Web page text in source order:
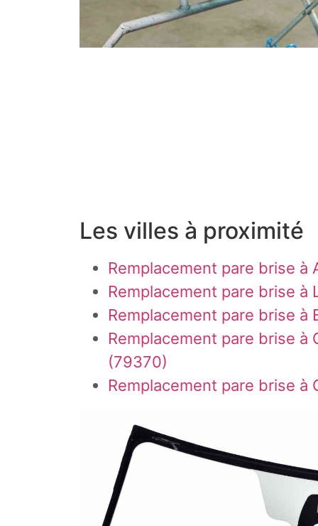
Les villes à proximité
Remplacement pare brise
Remplacement pare brise à
Remplacement pare brise à
Remplacement pare brise à
(79370)
Remplacement pare brise à